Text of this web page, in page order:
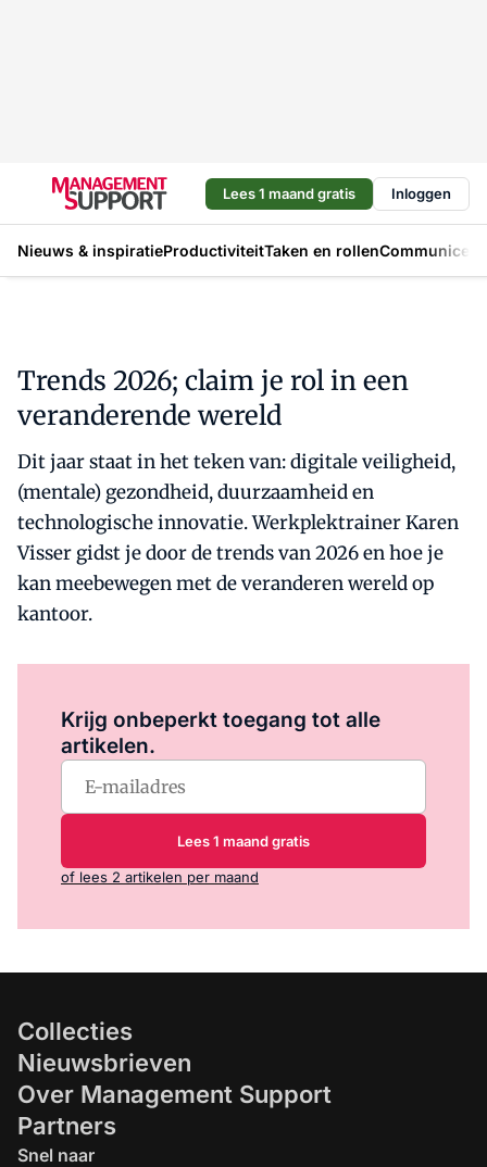
Lees 1 maand gratis Inloggen
Nieuws & inspiratieProductiviteitTaken en rollen
Trends 2026; claim je rol in een
veranderende wereld
Dit jaar staat in het teken van: digitale veiligheid,
(mentale) gezondheid, duurzaamheid en
technologische innovatie. Werkplektrainer Karen
Visser gidst je door de trends van 2026 en hoe je
kan meebewegen met de veranderen wereld op
kantoor.
Krijg onbeperkt toegang tot alle
artikelen.
Lees 1 maand gratis
of lees 2 artikelen per maand
Collecties
Nieuwsbrieven
Over Management Support
Partners
Snel naar